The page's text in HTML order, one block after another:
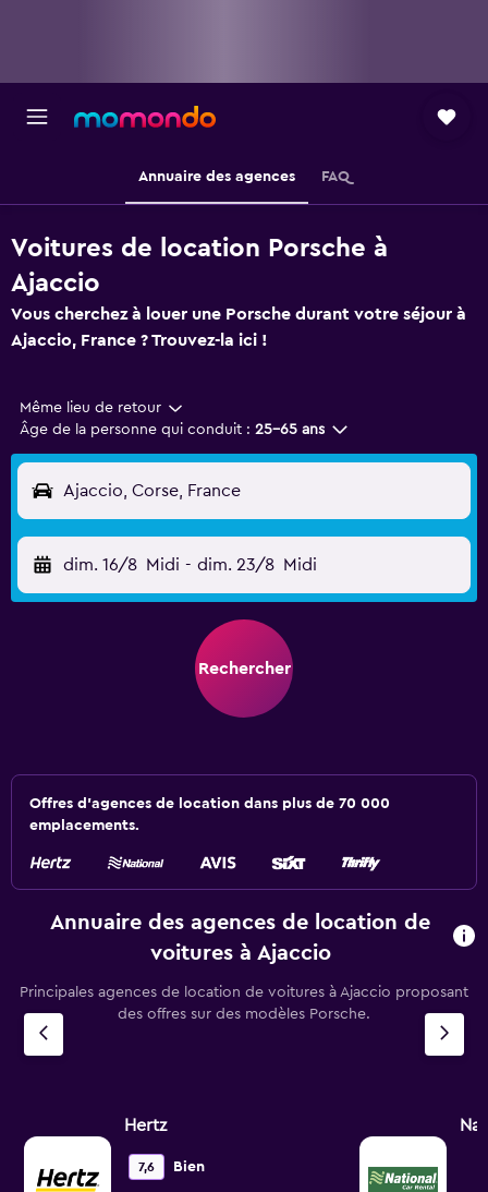
Annuaire des agences FAQ
Voitures de location Porsche à
Ajaccio
Vous cherchez à louer une Porsche durant votre séjour à
Ajaccio, France ? Trouvez-la ici !
Même lieu de retour
Âge de la personne qui conduit : 25-65 ans
Ajaccio, Corse, France
dim. 16/8 Midi - dim. 23/8 Midi
Rechercher
Offres d’agences de location dans plus de 70 000
emplacements.
Annuaire des agences de location de
voitures à Ajaccio
Principales agences de location de voitures à Ajaccio proposant
des offres sur des modèles Porsche.
Hertz
7,6 Bien